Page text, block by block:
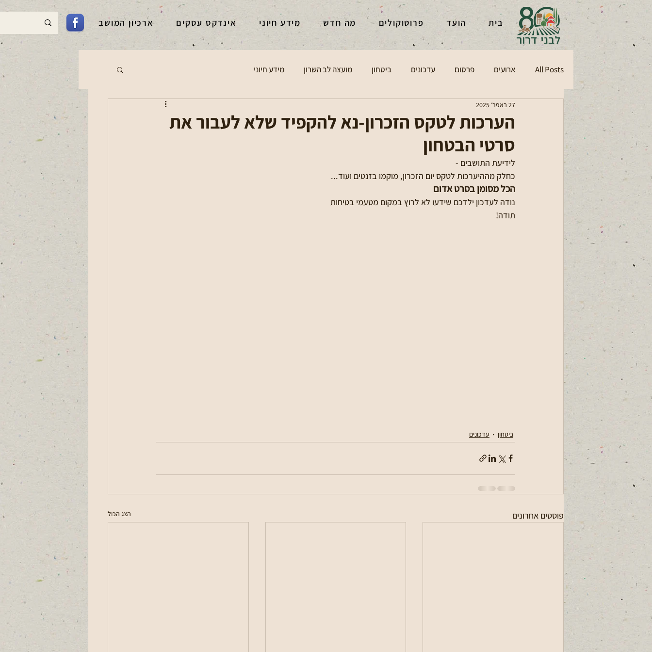
בית הועד פרוטוקולים מה חדש מידע חיוני אינדקס עסקים ארכיון המושב
All Posts ארועים פרסום עדכונים ביטחון מועצה לב השרון מידע חיוני
הערכות לטקס הזכרון-נא להקפיד שלא לעבור את
סרטי הבטחון
27 באפר׳ 2025
לידיעת התושבים -
כחלק מההיערכות לטקס יום הזכרון, מוקמו בזנטים ועוד...
הכל מסומן בסרט אדום
נודה לעדכון ילדכם שידעו לא לרוץ במקום מטעמי בטיחות
תודה!
ביטחון עדכונים
פוסטים אחרונים הצג הכול